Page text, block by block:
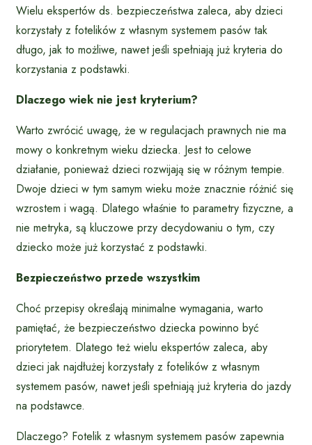
Wielu ekspertów ds. bezpieczeństwa zaleca, aby dzieci
korzystały z fotelików z własnym systemem pasów tak
długo, jak to możliwe, nawet jeśli spełniają już kryteria do
korzystania z podstawki.
Dlaczego wiek nie jest kryterium?
Warto zwrócić uwagę, że w regulacjach prawnych nie ma
mowy o konkretnym wieku dziecka. Jest to celowe
działanie, ponieważ dzieci rozwijają się w różnym tempie.
Dwoje dzieci w tym samym wieku może znacznie różnić się
wzrostem i wagą. Dlatego właśnie to parametry fizyczne, a
nie metryka, są kluczowe przy decydowaniu o tym, czy
dziecko może już korzystać z podstawki.
Bezpieczeństwo przede wszystkim
Choć przepisy określają minimalne wymagania, warto
pamiętać, że bezpieczeństwo dziecka powinno być
priorytetem. Dlatego też wielu ekspertów zaleca, aby
dzieci jak najdłużej korzystały z fotelików z własnym
systemem pasów, nawet jeśli spełniają już kryteria do jazdy
na podstawce.
Dlaczego? Fotelik z własnym systemem pasów zapewnia